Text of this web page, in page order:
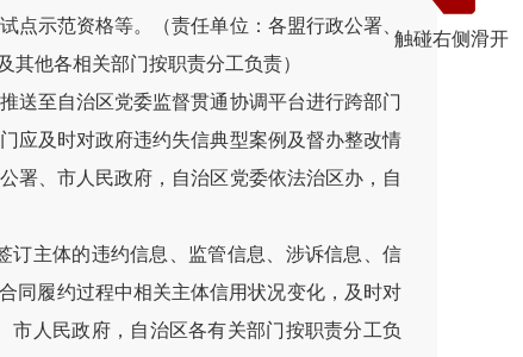
触碰右侧滑开
点示范资格等。（责任单位：各盟行政公署、
他各相关部门按职责分工负责）
送至自治区党委监督贯通协调平台进行跨部门
应及时对政府违约失信典型案例及督办整改情
署、市人民政府，自治区党委依法治区办，自
订主体的违约信息、监管信息、涉诉信息、信
同履约过程中相关主体信用状况变化，及时对
人民政府，自治区各有关部门按职责分工负